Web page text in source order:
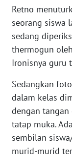
Retno
seorang siswa
sedang
thermogun
Ironisnya guru
Sedangkan
dalam kelas
dengan
tatap muka.
sembilan
murid-murid
WN
PAPUA
WN
BARAT
WN
RIAU
WN